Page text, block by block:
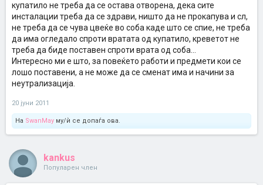
купатило не треба да се остава отворена, дека сите
инсталации треба да се здрави, ништо да не прокапува и сл,
не треба да се чува цвеќе во соба каде што се спие, не треба
да има огледало спроти вратата од купатило, креветот не
треба да биде поставен спроти врата од соба...
Интересно ми е што, за повеќето работи и предмети кои се
лошо поставени, а не може да се сменат има и начини за
неутрализација.
20 јуни 2011
На SwanMay му/ѝ се допаѓа ова.
kankus
Популарен член